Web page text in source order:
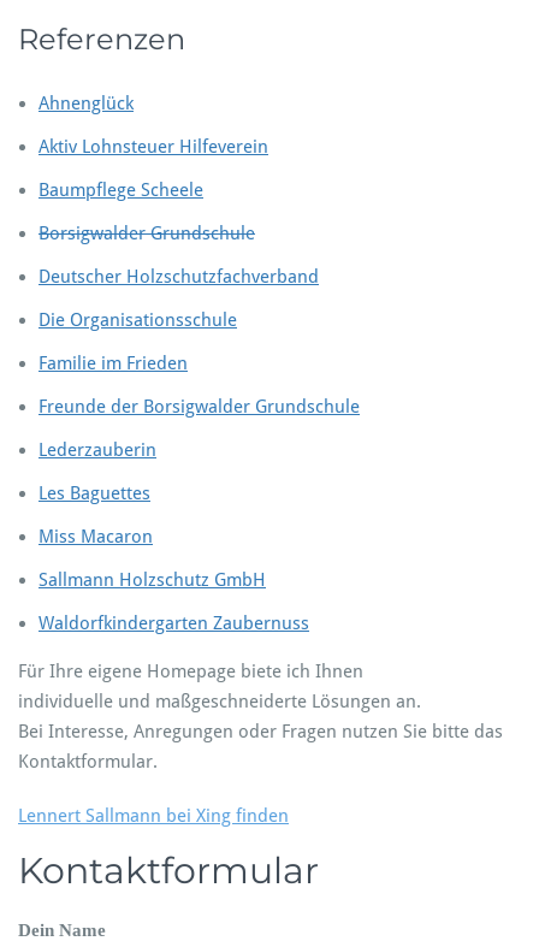
Referenzen
Ahnenglück
Aktiv Lohnsteuer Hilfeverein
Baumpflege Scheele
Borsigwalder Grundschule
Deutscher Holzschutzfachverband
Die Organisationsschule
Familie im Frieden
Freunde der Borsigwalder Grundschule
Lederzauberin
Les Baguettes
Miss Macaron
Sallmann Holzschutz GmbH
Waldorfkindergarten Zaubernuss
Für Ihre eigene Homepage biete ich Ihnen
individuelle und maßgeschneiderte Lösungen an.
Bei Interesse, Anregungen oder Fragen nutzen Sie bitte das
Kontaktformular.
Lennert Sallmann bei Xing finden
Kontaktformular
Dein Name